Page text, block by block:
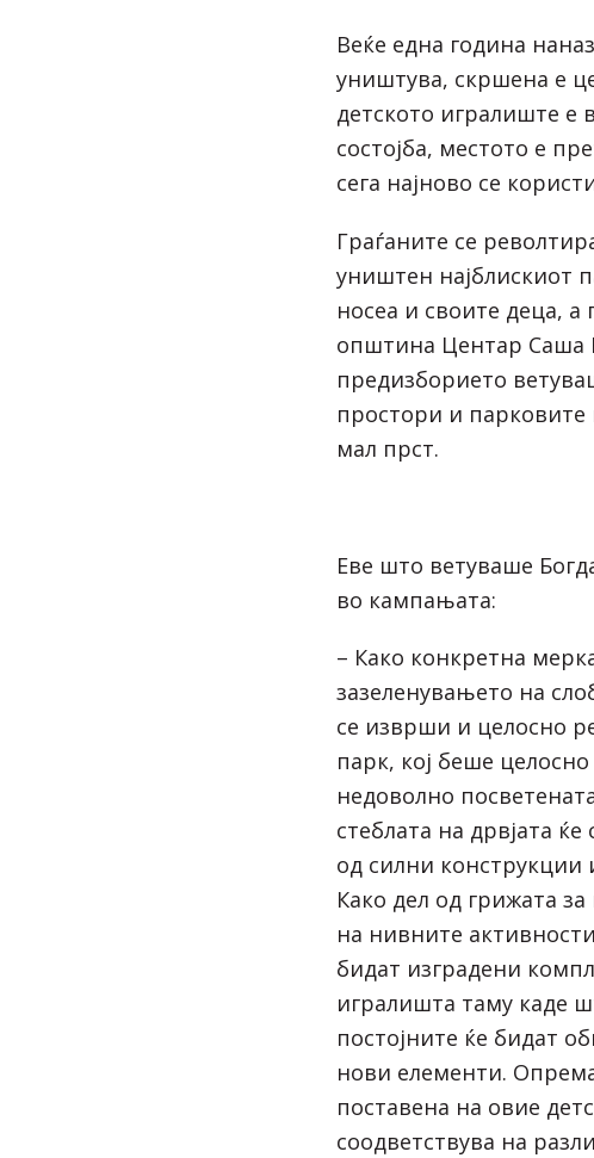
Веќе една година
уништува, скршена е
детското игралиште е
состојба, местото е
сега најново се
Граѓаните се
уништен најблискиот
носеа и своите деца, а
општина Центар Саша
предизборието
простори и
мал прст.
Еве што ветуваше
во кампањата:
– Како конкретна
зазеленувањето на
се изврши и целосно
парк, кој беше
недоволно
стеблата на дрвјата
од силни конструкции
Како дел од грижата
на нивните
бидат изградени
игралишта таму каде
постојните ќе бидат
нови елементи.
поставена на овие
соодветствува на